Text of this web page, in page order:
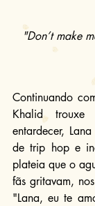
"Don’t make
Continuando
Khalid
entardecer,
de trip hop e
plateia que o
fãs gritavam,
"Lana, eu te